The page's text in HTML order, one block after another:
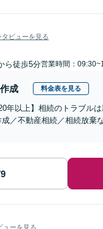
タビューを見る
ら徒歩5分営業時間：
成 料金表を見る
年以上】相続のトラブル
／不動産相続／相続放棄
ューを見る